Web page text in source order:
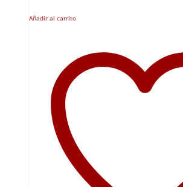
Añadir al carrito